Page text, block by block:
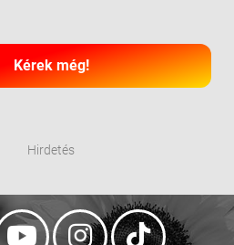
Kérek még!
Hirdetés